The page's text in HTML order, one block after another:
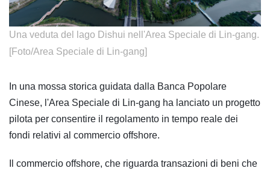
​Una veduta del lago Dishui nell'Area Speciale di Lin-gang.
[Foto/Area Speciale di Lin-gang]
In una mossa storica guidata dalla Banca Popolare
Cinese, l'Area Speciale di Lin-gang ha lanciato un progetto
pilota per consentire il regolamento in tempo reale dei
fondi relativi al commercio offshore.
Il commercio offshore, che riguarda transazioni di beni che